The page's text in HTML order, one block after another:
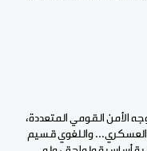
الأمن القومي المتعددة،
والعسكري... واللغوي قسيم